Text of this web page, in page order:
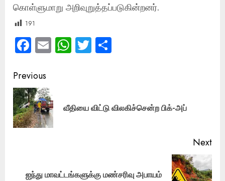
கொள்ளுமாறு அறிவுறுத்தப்படுகின்றனர்.
191
Facebook
EmailWhatsApp
Twitter
Post
navigation
Previous
வீதியை விட்டு விலகிச்சென்ற பிக்-அப்
Next
Nextஐந்து மாவட்டங்களுக்கு மண்சரிவு அபாயம்